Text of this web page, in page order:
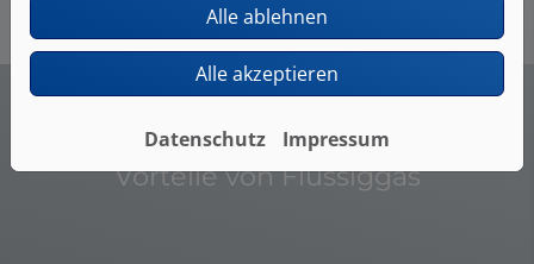
Vorteile von Flüssiggas
Alle ablehnen
Alle akzeptieren
Datenschutz Impressum